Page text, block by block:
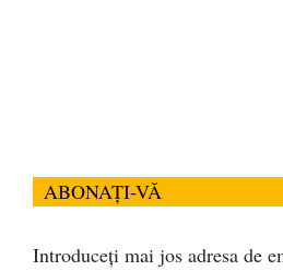
ABONAȚI-VĂ
Introduceți mai jos adresa de